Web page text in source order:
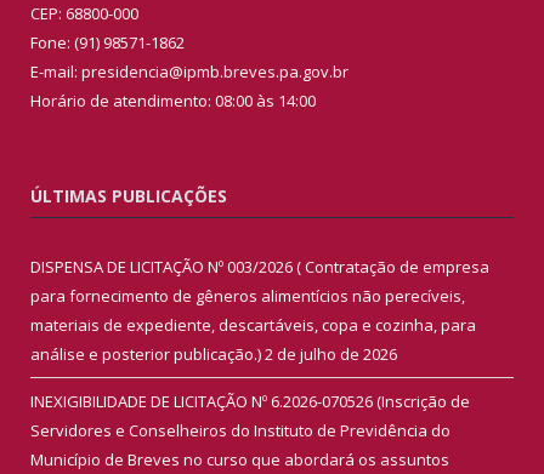
CEP: 68800-000
Fone: (91) 98571-1862
E-mail: presidencia@ipmb.breves.pa.gov.br
Horário de atendimento: 08:00 às 14:00
ÚLTIMAS PUBLICAÇÕES
DISPENSA DE LICITAÇÃO Nº 003/2026 ( Contratação de empresa
para fornecimento de gêneros alimentícios não perecíveis,
materiais de expediente, descartáveis, copa e cozinha, para
análise e posterior publicação.)2 de julho de 2026
INEXIGIBILIDADE DE LICITAÇÃO Nº 6.2026-070526 (Inscrição de
Servidores e Conselheiros do Instituto de Previdência do
Município de Breves no curso que abordará os assuntos